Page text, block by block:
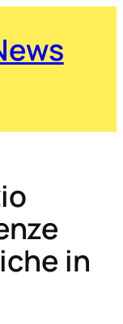
in